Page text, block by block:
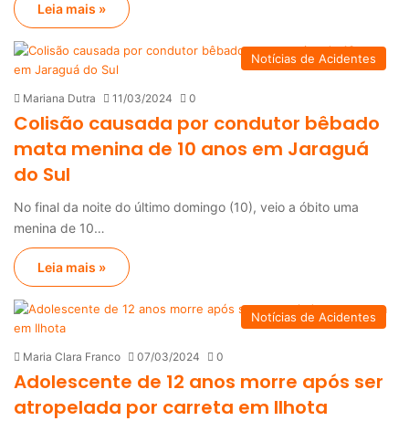
Leia mais »
Notícias de Acidentes
Mariana Dutra 11/03/2024 0
Colisão causada por condutor bêbado
mata menina de 10 anos em Jaraguá
do Sul
No final da noite do último domingo (10), veio a óbito uma
menina de 10…
Leia mais »
Notícias de Acidentes
Maria Clara Franco 07/03/2024 0
Adolescente de 12 anos morre após ser
atropelada por carreta em Ilhota